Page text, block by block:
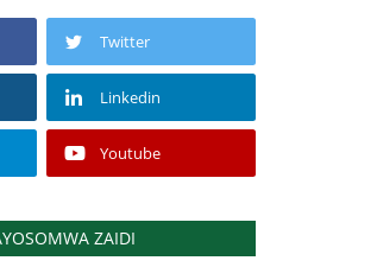
Twitter
Linkedin
Youtube
ZAIDI